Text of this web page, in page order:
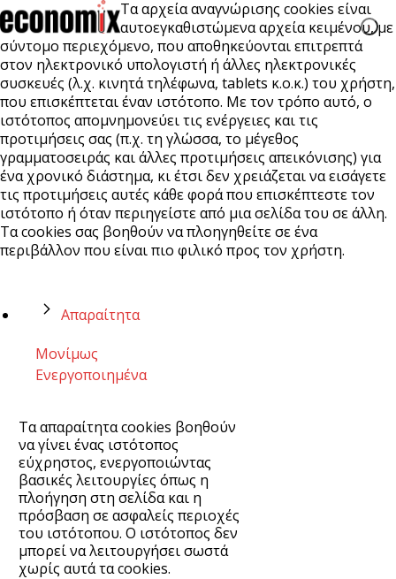
Τα αρχεία αναγνώρισης cookies είναι
αυτοεγκαθιστώμενα αρχεία κειμένου, με
σύντομο περιεχόμενο, που αποθηκεύονται επιτρεπτά
στον ηλεκτρονικό υπολογιστή ή άλλες ηλεκτρονικές
συσκευές (λ.χ. κινητά τηλέφωνα, tablets κ.ο.κ.) του χρήστη,
που επισκέπτεται έναν ιστότοπο. Με τον τρόπο αυτό, ο
ιστότοπος απομνημονεύει τις ενέργειες και τις
προτιμήσεις σας (π.χ. τη γλώσσα, το μέγεθος
γραμματοσειράς και άλλες προτιμήσεις απεικόνισης) για
ένα χρονικό διάστημα, κι έτσι δεν χρειάζεται να εισάγετε
τις προτιμήσεις αυτές κάθε φορά που επισκέπτεστε τον
ιστότοπο ή όταν περιηγείστε από μια σελίδα του σε άλλη.
Τα cookies σας βοηθούν να πλοηγηθείτε σε ένα
περιβάλλον που είναι πιο φιλικό προς τον χρήστη.
Απαραίτητα
Μονίμως
Ενεργοποιημένα
Τα απαραίτητα cookies βοηθούν
να γίνει ένας ιστότοπος
εύχρηστος, ενεργοποιώντας
βασικές λειτουργίες όπως η
πλοήγηση στη σελίδα και η
πρόσβαση σε ασφαλείς περιοχές
του ιστότοπου. Ο ιστότοπος δεν
μπορεί να λειτουργήσει σωστά
χωρίς αυτά τα cookies.